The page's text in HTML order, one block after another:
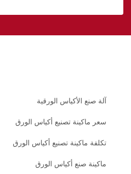
آلة صنع الأكياس الورقية
سعر ماكينة تصنيع أكياس الورق
تكلفة ماكينة تصنيع أكياس الورق
ماكينة صنع أكياس الورق